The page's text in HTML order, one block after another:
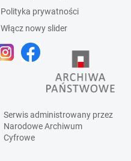
Polityka prywatności
Włącz nowy slider
Serwis administrowany przez
Narodowe Archiwum
Cyfrowe